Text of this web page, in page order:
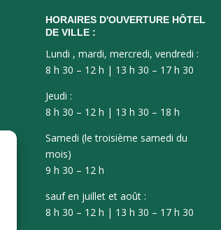
HORAIRES D'OUVERTURE HÔTEL
DE VILLE :
Lundi , mardi, mercredi, vendredi :
8 h 30 – 12 h | 13 h 30 – 17 h 30
Jeudi :
8 h 30 – 12 h | 13 h 30 – 18 h
Samedi (le troisième samedi du
mois)
9 h 30 – 12 h
sauf en juillet et août :
8 h 30 – 12 h | 13 h 30 – 17 h 30